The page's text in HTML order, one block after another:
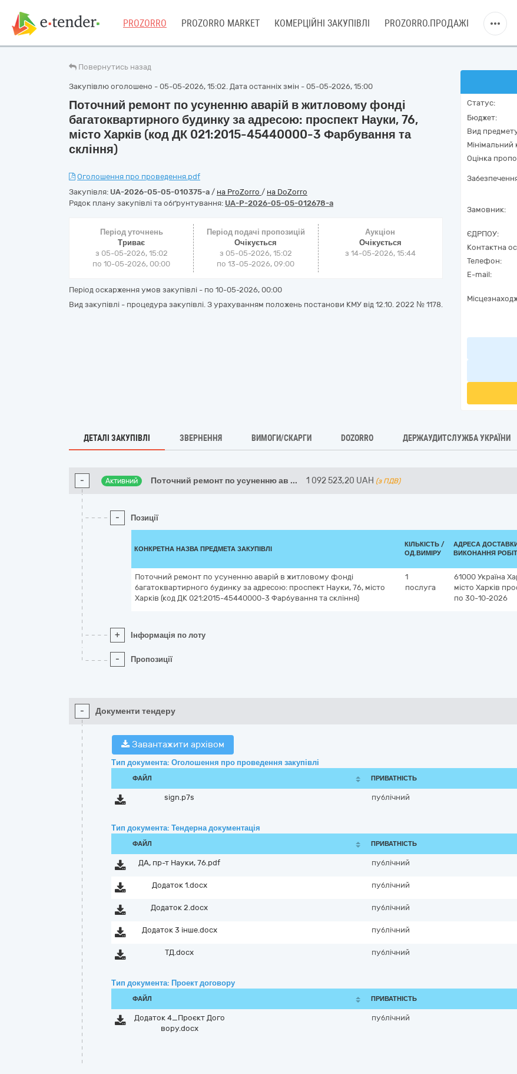
PROZORRO PROZORRO MARKET КОМЕРЦІЙНІ ЗАКУПІВЛІ PROZORRO.ПРОДАЖІ
Повернутись назад
Закупівлю оголошено - 05-05-2026, 15:02. Дата останніх змін - 05-05-2026, 15:00
Поточний ремонт по усуненню аварій в житловому фонді
багатоквартирного будинку за адресою: проспект Науки, 76,
місто Харків (код ДК 021:2015-45440000-3 Фарбування та
скління)
Оголошення про проведення.pdf
Закупівля: UA-2026-05-05-010375-a / на ProZorro / на DoZorro
Рядок плану закупівлі та обґрунтування: UA-P-2026-05-05-012678-a
Період уточнень
Триває
з 05-05-2026, 15:02
по 10-05-2026, 00:00
Період подачі пропозицій
Очікується
з 05-05-2026, 15:02
по 13-05-2026, 09:00
Аукціон
Очікується
з 14-05-2026, 15:44
Період оскарження умов закупівлі - по 10-05-2026, 00:00
Вид закупівлі - процедура закупівлі. З урахуванням положень постанови КМУ від 12.10. 2022 № 1178.
Статус:
Бюджет:
Вид
Мінімальний
Оцінка
Замовник:
ЄДРПОУ:
Контактна
Телефон:
E-mail:
ДЕТАЛІ ЗАКУПІВЛІ ЗВЕРНЕННЯ ВИМОГИ/СКАРГИ DOZORRO ДЕРЖАУДИТСЛУЖБА УКРАЇНИ
- Активний Поточний ремонт по усуненню ав ... 1 092 523,20 UAH (з ПДВ)
- Позиції
КОНКРЕТНА НАЗВА ПРЕДМЕТА ЗАКУПІВЛІ
КІЛЬКІСТЬ /
ОД.ВИМІРУ
АДРЕСА
ВИКОНАННЯ
Поточний ремонт по усуненню аварій в житловому фонді
багатоквартирного будинку за адресою: проспект Науки, 76, місто
Харків (код ДК 021:2015-45440000-3 Фарбування та скління)
1
послуга
61000 Україна
місто Харків
по 30-10-2026
+ Інформація по лоту
- Пропозиції
- Документи тендеру
Завантажити архівом
Тип документа: Оголошення про проведення закупівлі
ФАЙЛ ПРИВАТНІСТЬ
sign.p7s публічний
Тип документа: Тендерна документація
ФАЙЛ ПРИВАТНІСТЬ
ДА, пр-т Науки, 76.pdf публічний
Додаток 1.docx публічний
Додаток 2.docx публічний
Додаток 3 інше.docx публічний
ТД.docx публічний
Тип документа: Проект договору
ФАЙЛ ПРИВАТНІСТЬ
Додаток 4_Проєкт Дого
вору.docx
публічний